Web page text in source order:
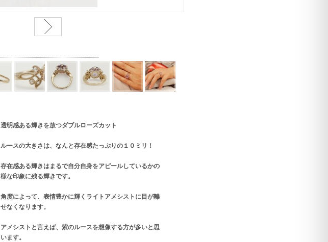
透明感ある輝きを放つダブルローズカット
ルースの大きさは、なんと存在感たっぷりの１０ミリ！
存在感ある輝きはまるで自分自身をアピールしているかの
様な印象に残る輝きです。
角度によって、表情豊かに輝くライトアメシストに目が離
せなくなります。
アメシストと言えば、紫のルースを想像する方が多いと思
います。